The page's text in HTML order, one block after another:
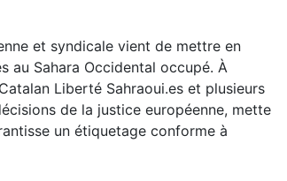
et syndicale vient de mettre en
au Sahara Occidental occupé. À
Liberté Sahraoui.es et plusieurs
de la justice européenne, mette
un étiquetage conforme à